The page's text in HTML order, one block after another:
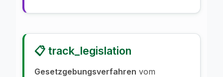
📋 track_legislation
Gesetzgebungsverfahren vom